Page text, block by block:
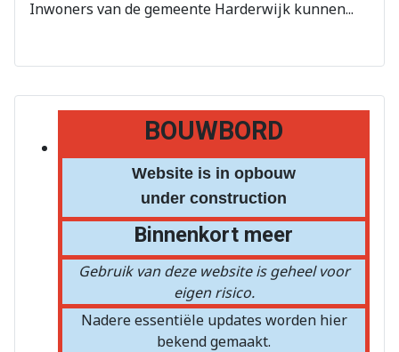
BOUWBORD
Website is in opbouw
under construction
Binnenkort meer
Gebruik van deze website is geheel voor
eigen risico.
Nadere essentiële updates worden hier
bekend gemaakt.
Inwoners van de gemeente Harderwijk kunnen...